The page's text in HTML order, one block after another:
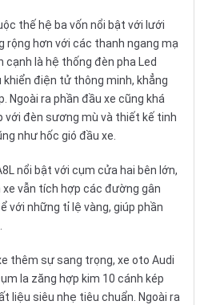
thế hệ ba vốn nổi bật với lưới
rộng hơn với các thanh ngang mạ
cạnh là hệ thống đèn pha Led
khiển điện tử thông minh, khẳng
Ngoài ra phần đầu xe cũng khá
với đèn sương mù và thiết kế tinh
như hốc gió đầu xe.
nổi bật với cụm cửa hai bên lớn,
vẫn tích hợp các đường gân
với những tỉ lệ vàng, giúp phần
thêm sự sang trọng, xe oto Audi
la zăng hợp kim 10 cánh kép
liệu siêu nhẹ tiêu chuẩn. Ngoài ra